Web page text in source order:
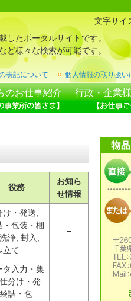
したポータルサイトです。
ど様々な検索が可能です。
文字サイ
表記について 個人情報の取り扱い
のお仕事紹介 行政・企業
役務
お知ら
せ情報
け・発送,
・包装・梱
浄, 封入,
立て
−
タ入力・集
分け・発
詰・包
−